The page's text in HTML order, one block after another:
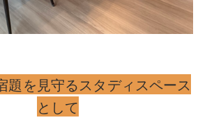
題を見守るスタディスペース
として